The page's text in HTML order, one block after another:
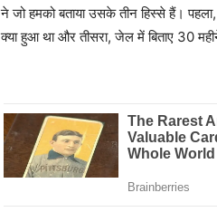
ने जो हमको बताया उसके तीन हिस्से हैं।
क्या हुआ था और तीसरा, जेल में बिताए 30